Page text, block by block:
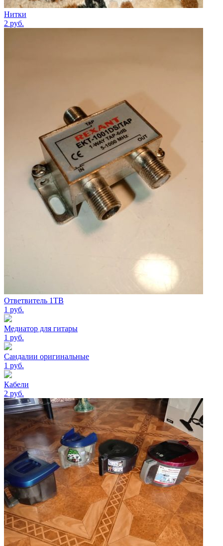
Нитки
2 руб.
Ответвитель 1ТВ
1 руб.
Медиатор для гитары
1 руб.
Сандалии оригинальные
1 руб.
Кабели
2 руб.